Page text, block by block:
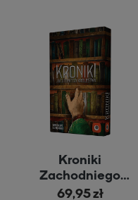
Kroniki
Zachodniego
Królestwa
69,95 zł